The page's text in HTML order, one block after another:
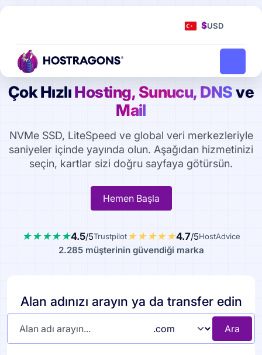
$USD
Çok HızlıHosting, Sunucu, DNSve
Mail
NVMe SSD, LiteSpeed ve global veri merkezleriyle
saniyeler içinde yayında olun. Aşağıdan hizmetinizi
seçin, kartlar sizi doğru sayfaya götürsün.
Hemen Başla
4.5/5Trustpilot 4.7/5HostAdvice
2.285 müşterinin güvendiği marka
Alan adınızı arayın ya da transfer edin
Ara